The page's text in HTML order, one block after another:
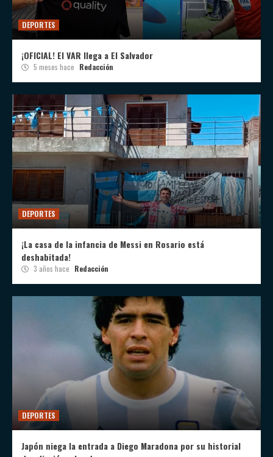
DEPORTES
¡OFICIAL! El VAR llega a El Salvador
5 meses hace Redacción
DEPORTES
¡La casa de la infancia de Messi en Rosario está
deshabitada!
3 años hace Redacción
DEPORTES
Japón niega la entrada a Diego Maradona por su historial